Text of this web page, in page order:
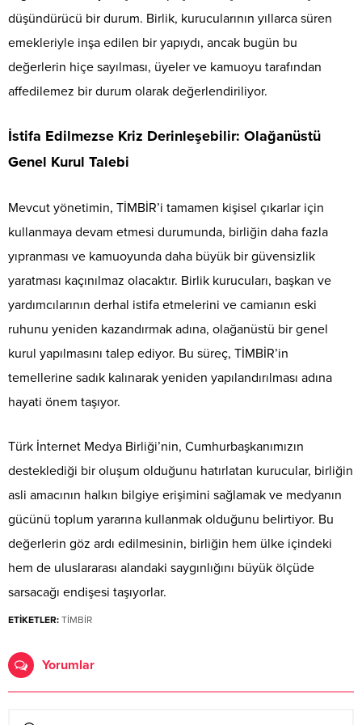
düşündürücü bir durum. Birlik, kurucularının yıllarca süren
emekleriyle inşa edilen bir yapıydı, ancak bugün bu
değerlerin hiçe sayılması, üyeler ve kamuoyu tarafından
affedilemez bir durum olarak değerlendiriliyor.
İstifa Edilmezse Kriz Derinleşebilir: Olağanüstü
Genel Kurul Talebi
Mevcut yönetimin, TİMBİR’i tamamen kişisel çıkarlar için
kullanmaya devam etmesi durumunda, birliğin daha fazla
yıpranması ve kamuoyunda daha büyük bir güvensizlik
yaratması kaçınılmaz olacaktır. Birlik kurucuları, başkan ve
yardımcılarının derhal istifa etmelerini ve camianın eski
ruhunu yeniden kazandırmak adına, olağanüstü bir genel
kurul yapılmasını talep ediyor. Bu süreç, TİMBİR’in
temellerine sadık kalınarak yeniden yapılandırılması adına
hayati önem taşıyor.
Türk İnternet Medya Birliği’nin, Cumhurbaşkanımızın
desteklediği bir oluşum olduğunu hatırlatan kurucular, birliğin
asli amacının halkın bilgiye erişimini sağlamak ve medyanın
gücünü toplum yararına kullanmak olduğunu belirtiyor. Bu
değerlerin göz ardı edilmesinin, birliğin hem ülke içindeki
hem de uluslararası alandaki saygınlığını büyük ölçüde
sarsacağı endişesi taşıyorlar.
ETİKETLER: TİMBİR
Yorumlar